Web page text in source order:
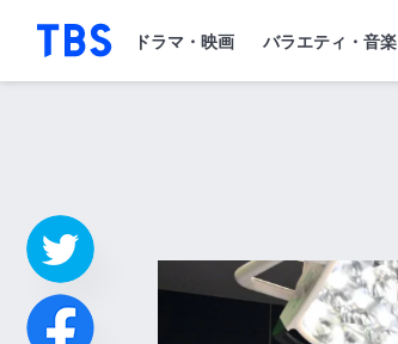
「TBSテレビ」トップページ
ドラマ・映画 バラエティ・音楽